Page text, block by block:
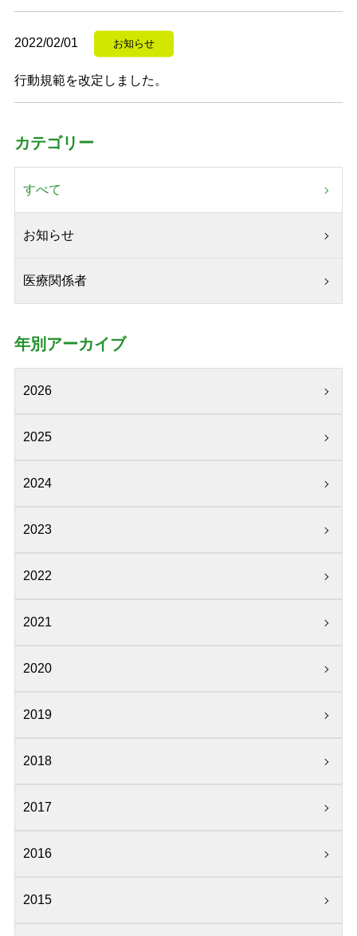
2022/02/01 お知らせ
行動規範を改定しました。
カテゴリー
すべて
お知らせ
医療関係者
年別アーカイブ
2026
2025
2024
2023
2022
2021
2020
2019
2018
2017
2016
2015